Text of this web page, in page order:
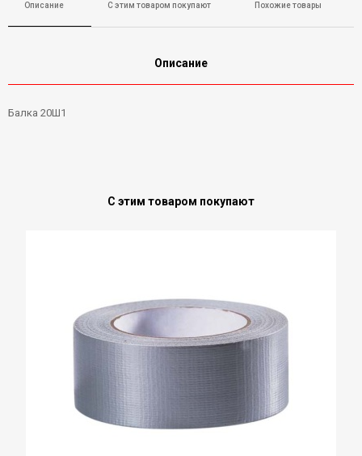
Описание С этим товаром покупают Похожие товары
Описание
Балка 20Ш1
С этим товаром покупают